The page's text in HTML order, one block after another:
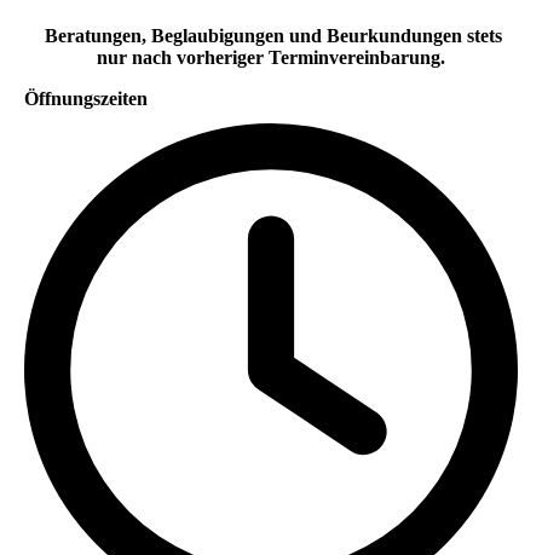
Beratungen, Beglaubigungen und Beurkundungen stets
nur nach vorheriger Terminvereinbarung.
Öffnungszeiten